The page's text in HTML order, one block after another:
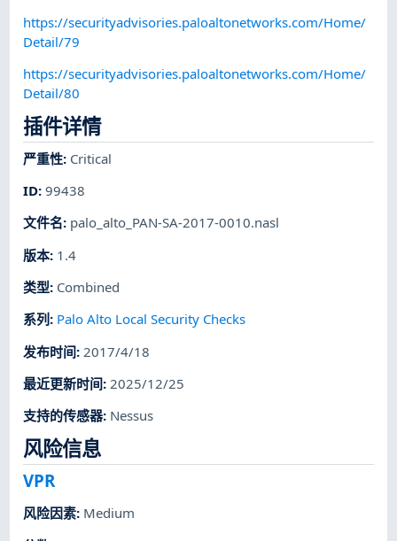
https://securityadvisories.paloaltonetworks.com/Home/
Detail/79
https://securityadvisories.paloaltonetworks.com/Home/
Detail/80
插件详情
严重性: Critical
ID:99438
文件名: palo_alto_PAN-SA-2017-0010.nasl
版本: 1.4
类型: Combined
系列 : Palo Alto Local Security Checks
发布时间: 2017/4/18
最近更新时间: 2025/12/25
支持的传感器: Nessus
风险信息
VPR
风险因素: Medium